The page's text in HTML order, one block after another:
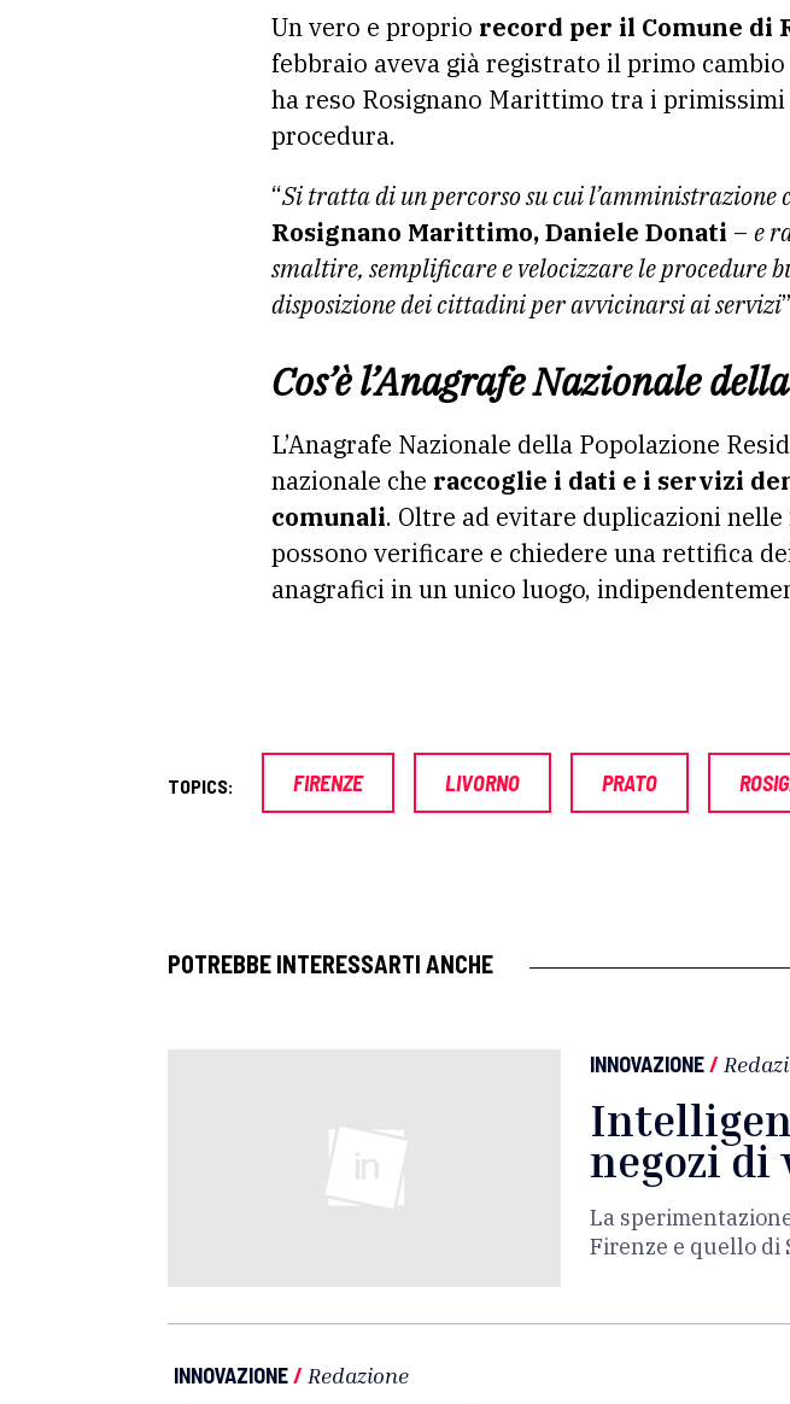
Un vero e proprio record per il Comune di
febbraio aveva già registrato il primo
ha reso Rosignano Marittimo tra i
procedura.
“Si tratta di un percorso su cui l’amministrazione
Rosignano Marittimo, Daniele Donati – e
smaltire, semplificare e velocizzare le procedure
disposizione dei cittadini per avvicinarsi ai servizi
Cos’è l’Anagrafe Nazionale
L’Anagrafe Nazionale della Popolazione
nazionale che raccoglie i dati e i servizi
comunali. Oltre ad evitare duplicazioni
possono verificare e chiedere una rettifica
anagrafici in un unico luogo,
TOPICS: FIRENZE LIVORNO PRATO
POTREBBE INTERESSARTI ANCHE
INNOVAZIONE/
negozi
La
Firenze e quello di
INNOVAZIONE/ Redazione